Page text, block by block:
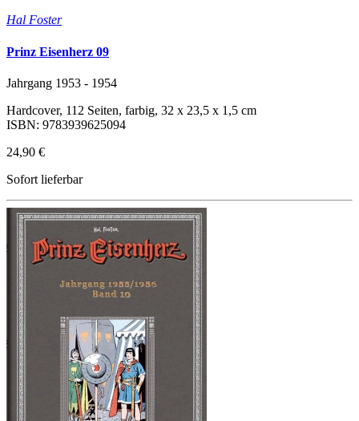
Hal Foster
Prinz Eisenherz 09
Jahrgang 1953 - 1954
Hardcover, 112 Seiten, farbig, 32 x 23,5 x 1,5 cm
ISBN: 9783939625094
24,90 €
Sofort lieferbar